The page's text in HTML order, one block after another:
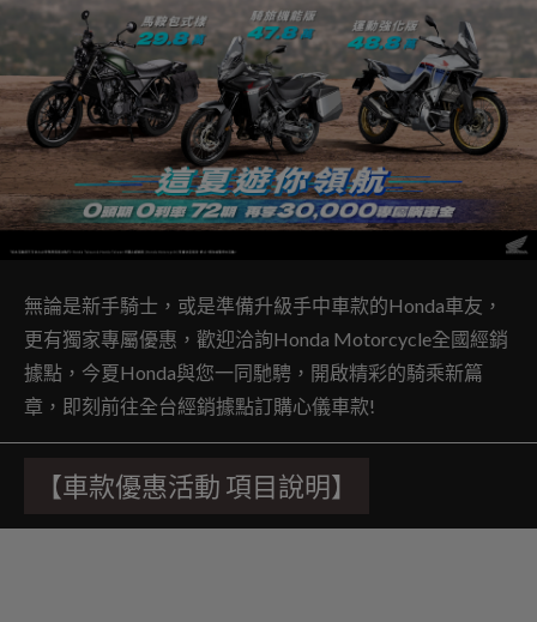
無論是新手騎士，或是準備升級手中車款的Honda車友，
更有獨家專屬優惠，歡迎洽詢Honda Motorcycle全國經銷
據點，今夏Honda與您一同馳騁，開啟精彩的騎乘新篇
章，即刻前往全台經銷據點訂購心儀車款!
【車款優惠活動 項目說明】